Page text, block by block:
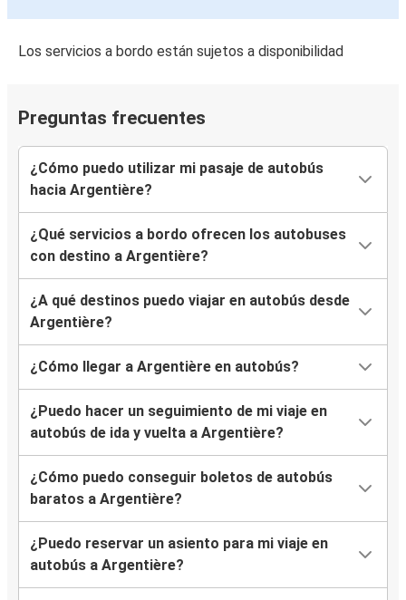
Los servicios a bordo están sujetos a disponibilidad
Preguntas frecuentes
¿Cómo puedo utilizar mi pasaje de autobús
hacia Argentière?
¿Qué servicios a bordo ofrecen los autobuses
con destino a Argentière?
¿A qué destinos puedo viajar en autobús desde
Argentière?
¿Cómo llegar a Argentière en autobús?
¿Puedo hacer un seguimiento de mi viaje en
autobús de ida y vuelta a Argentière?
¿Cómo puedo conseguir boletos de autobús
baratos a Argentière?
¿Puedo reservar un asiento para mi viaje en
autobús a Argentière?